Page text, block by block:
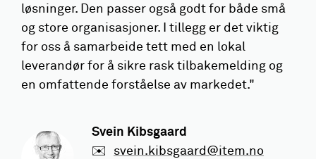
løsninger. Den passer også godt for både små
og store organisasjoner. I tillegg er det viktig
for oss å samarbeide tett med en lokal
leverandør for å sikre rask tilbakemelding og
en omfattende forståelse av markedet."
Svein Kibsgaard
✉️
svein.kibsgaard@item.no